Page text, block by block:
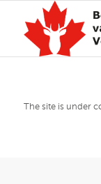
The site is under